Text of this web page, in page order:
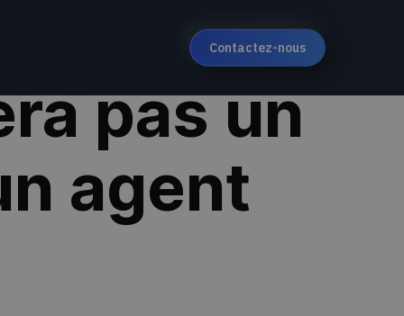
Contactez-nous
pas un
agent